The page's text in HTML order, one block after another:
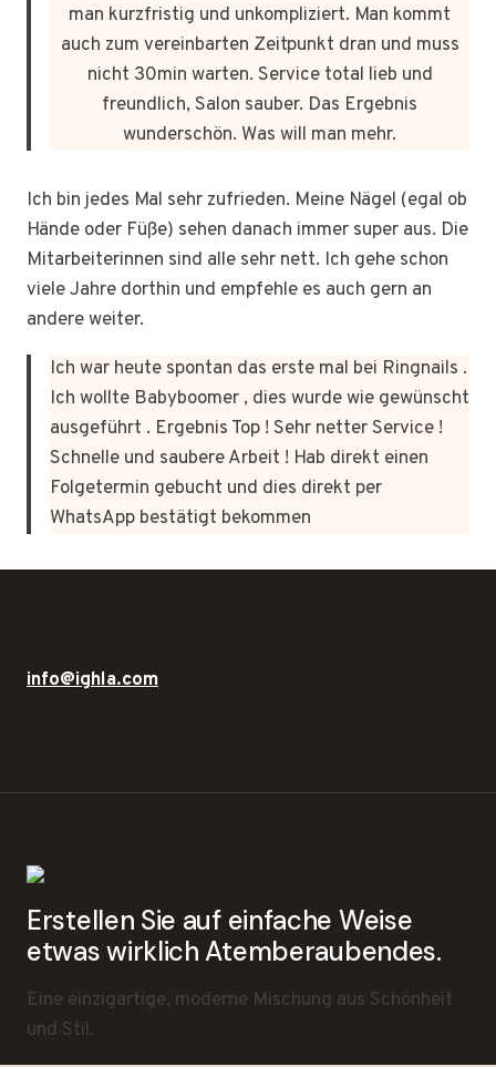
man kurzfristig und unkompliziert. Man kommt
auch zum vereinbarten Zeitpunkt dran und muss
nicht 30min warten. Service total lieb und
freundlich, Salon sauber. Das Ergebnis
wunderschön. Was will man mehr.
Ich bin jedes Mal sehr zufrieden. Meine Nägel (egal ob
Hände oder Füße) sehen danach immer super aus. Die
Mitarbeiterinnen sind alle sehr nett. Ich gehe schon
viele Jahre dorthin und empfehle es auch gern an
andere weiter.
Ich war heute spontan das erste mal bei Ringnails .
Ich wollte Babyboomer , dies wurde wie gewünscht
ausgeführt . Ergebnis Top ! Sehr netter Service !
Schnelle und saubere Arbeit ! Hab direkt einen
Folgetermin gebucht und dies direkt per
WhatsApp bestätigt bekommen
info@ighla.com
Erstellen Sie auf einfache Weise
etwas wirklich Atemberaubendes.
Eine einzigartige, moderne Mischung aus Schönheit
und Stil.